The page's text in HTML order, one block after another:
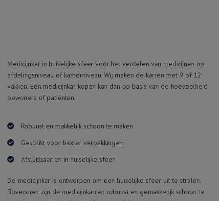
Medicijnkar in huiselijke sfeer voor het verdelen van medicijnen op
afdelingsniveau of kamerniveau. Wij maken de karren met 9 of 12
vakken. Een medicijnkar kopen kan dan op basis van de hoeveelheid
bewoners of patiënten.
Robuust en makkelijk schoon te maken
Geschikt voor baxter verpakkingen
Afsluitbaar en in huiselijke sfeer
De medicijnkar is ontworpen om een huiselijke sfeer uit te stralen.
Bovendien zijn de medicijnkarren robuust en gemakkelijk schoon te